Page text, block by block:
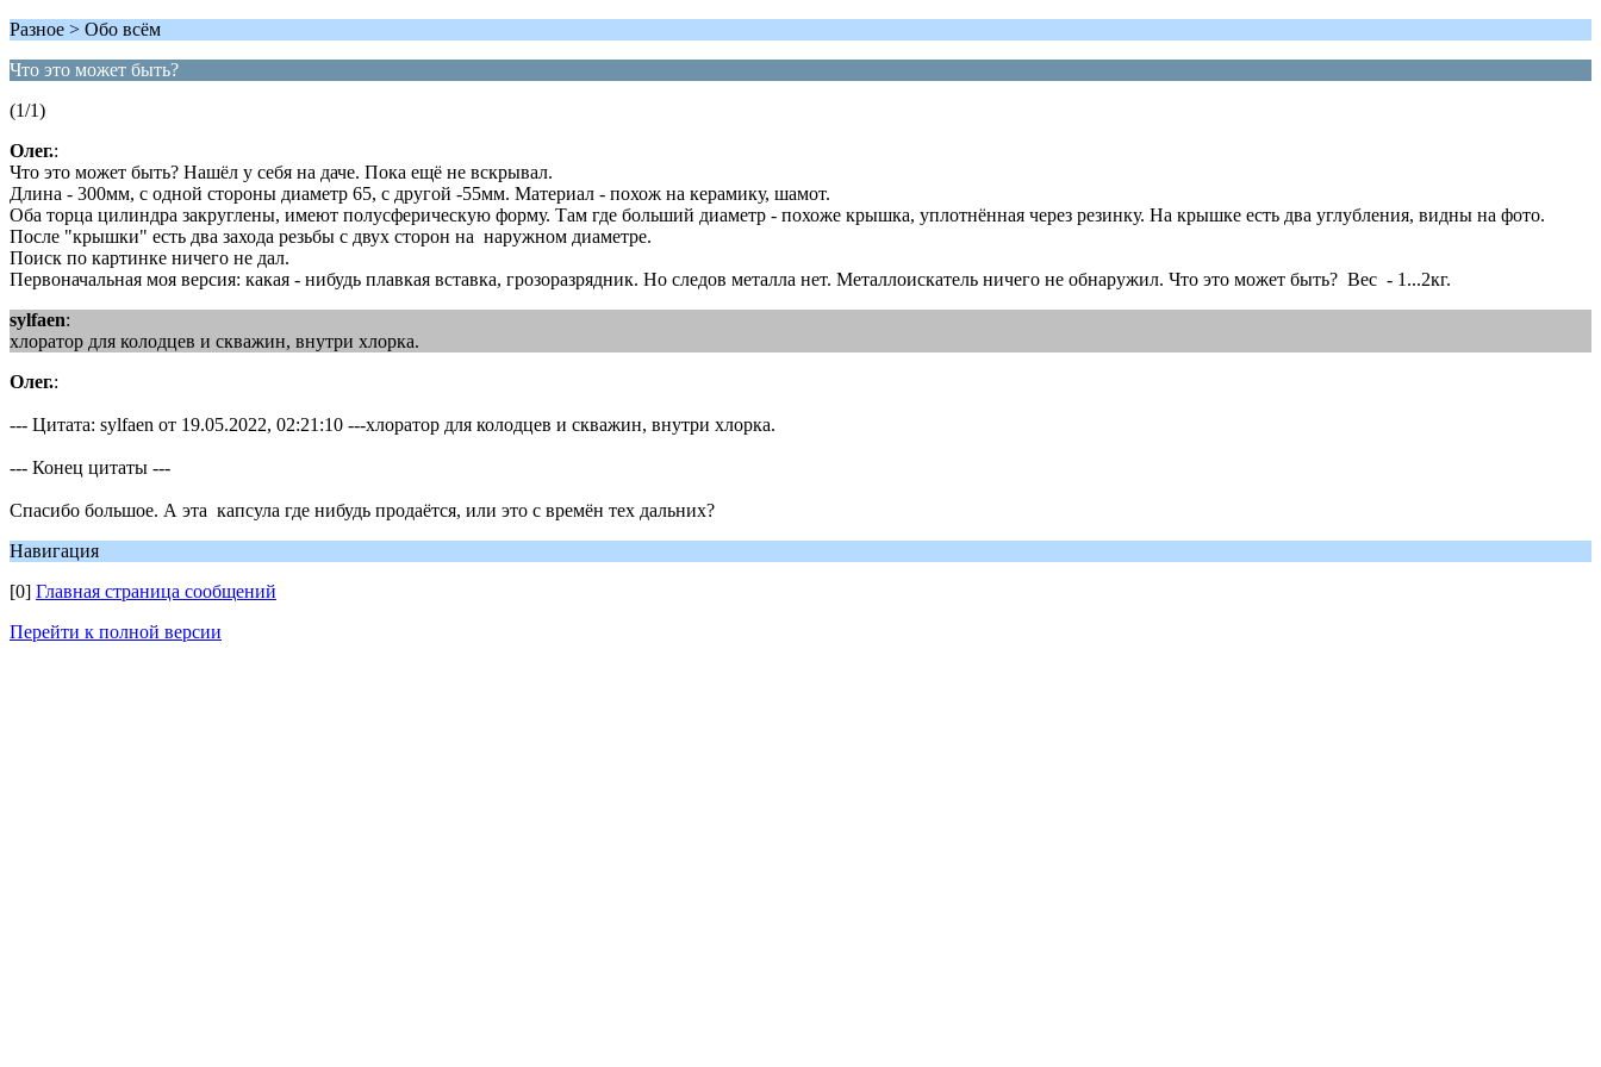
Разное > Обо всём
Что это может быть?
(1/1)
Олег.:
Что это может быть? Нашёл у себя на даче. Пока ещё не вскрывал.
Длина - 300мм, с одной стороны диаметр 65, с другой -55мм. Материал - похож на керамику, шамот.
Оба торца цилиндра закруглены, имеют полусферическую форму. Там где больший диаметр - похоже крышка, уплотнённая через резинку. На крышке есть два углубления, видны на фото.
После "крышки" есть два захода резьбы с двух сторон на наружном диаметре.
Поиск по картинке ничего не дал.
Первоначальная моя версия: какая - нибудь плавкая вставка, грозоразрядник. Но следов металла нет. Металлоискатель ничего не обнаружил. Что это может быть? Вес - 1...2кг.
sylfaen:
хлоратор для колодцев и скважин, внутри хлорка.
Олег.:
--- Цитата: sylfaen от 19.05.2022, 02:21:10 ---хлоратор для колодцев и скважин, внутри хлорка.
--- Конец цитаты ---
Спасибо большое. А эта капсула где нибудь продаётся, или это с времён тех дальних?
Навигация
[0] Главная страница сообщений
Перейти к полной версии